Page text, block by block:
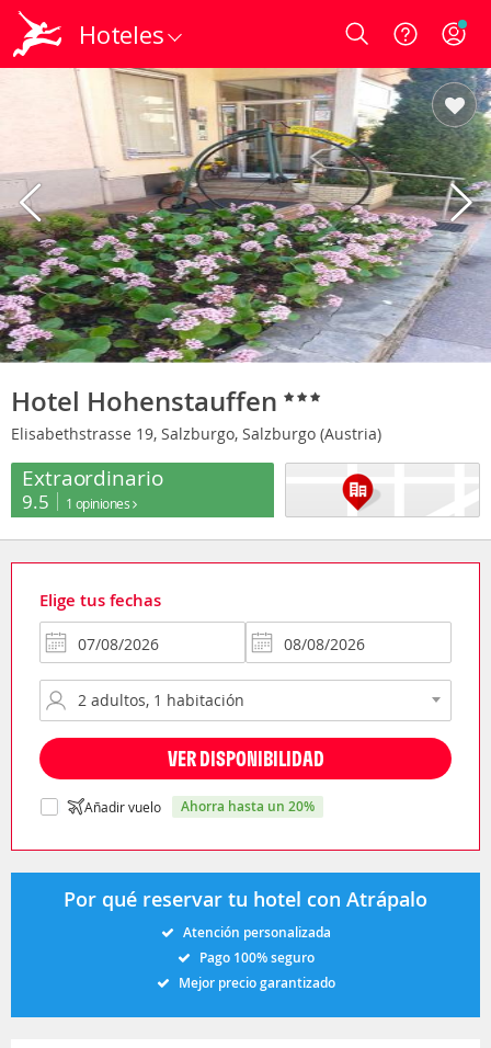
Hoteles Login
Hotel Hohenstauffen
Elisabethstrasse 19, Salzburgo, Salzburgo (Austria)
Extraordinario
9.5 1 opiniones
Elige tus fechas
VER DISPONIBILIDAD
Añadir vuelo ahorra hasta un 20%
Por qué reservar tu hotel con Atrápalo
Atención personalizada
Pago 100% seguro
Mejor precio garantizado